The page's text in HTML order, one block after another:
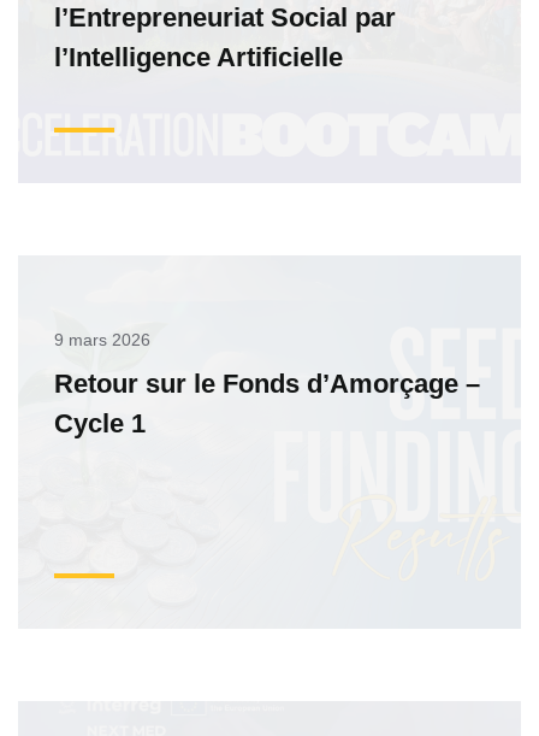
l’Entrepreneuriat Social par
l’Intelligence Artificielle
9 mars 2026
Retour sur le Fonds d’Amorçage –
Cycle 1